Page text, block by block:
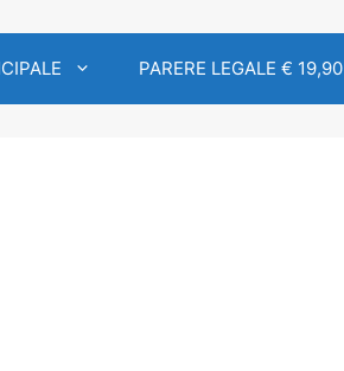
PARERE LEGALE € 19,90